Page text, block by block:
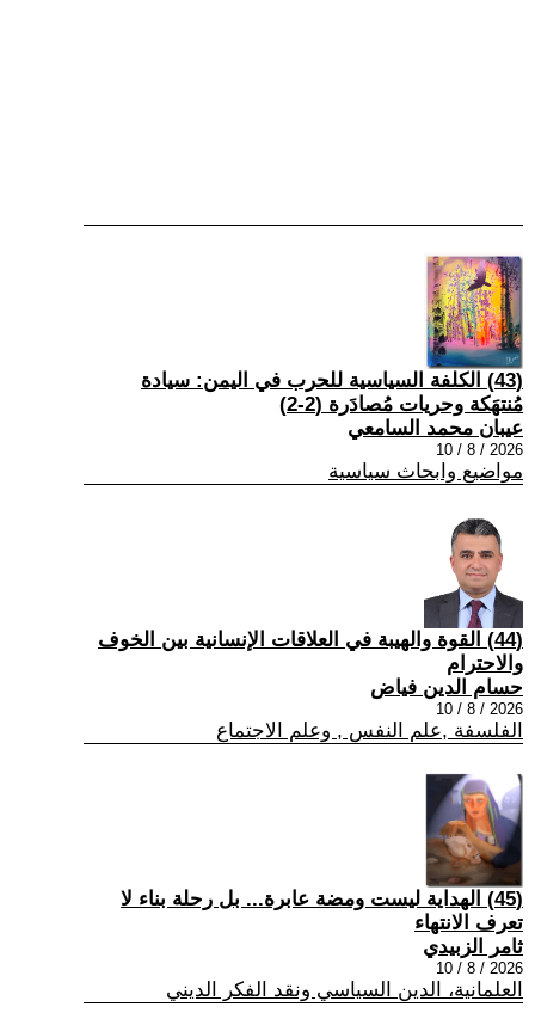
(43) الكلفة السياسية للحرب في اليمن: سيادة
مُنتهَكة وحريات مُصادَرة (2-2)
عيبان محمد السامعي
2026 / 8 / 10
مواضيع وابحاث سياسية
(44) القوة والهيبة في العلاقات الإنسانية بين الخوف
والاحترام
حسام الدين فياض
2026 / 8 / 10
الفلسفة ,علم النفس , وعلم الاجتماع
(45) الهداية ليست ومضة عابرة... بل رحلة بناء لا
تعرف الانتهاء
ثامر الزبيدي
2026 / 8 / 10
العلمانية، الدين السياسي ونقد الفكر الديني